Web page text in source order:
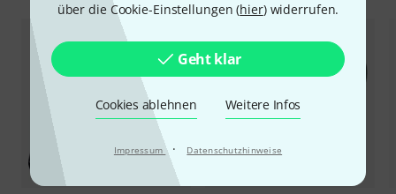
über die Cookie-Einstellungen (hier) widerrufen.
Geht klar
Cookies ablehnen Weitere Infos
Impressum · Datenschutzhinweise